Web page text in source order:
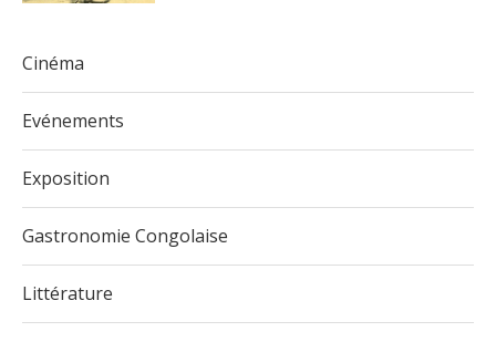
Cinéma
Evénements
Exposition
Gastronomie Congolaise
Littérature